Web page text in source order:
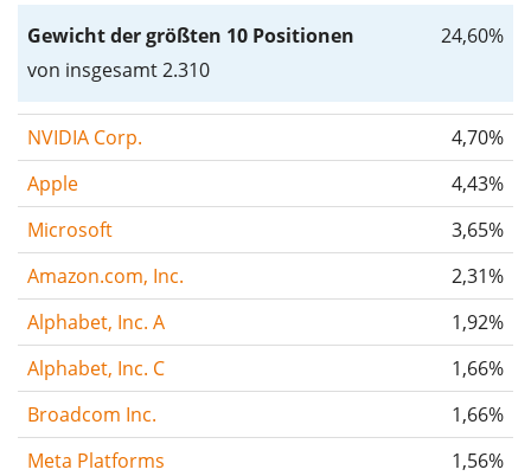
Gewicht der größten 10 Positionen
von insgesamt 2.310
24,60%
NVIDIA Corp.
4,70%
Apple
4,43%
Microsoft
3,65%
Amazon.com, Inc.
2,31%
Alphabet, Inc. A
1,92%
Alphabet, Inc. C
1,66%
Broadcom Inc.
1,66%
Meta Platforms
1,56%